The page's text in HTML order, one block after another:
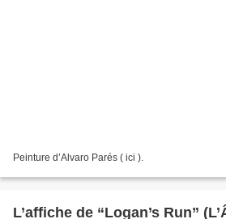
Peinture d’Alvaro Parés ( ici ).
L’affiche de “Logan’s Run”